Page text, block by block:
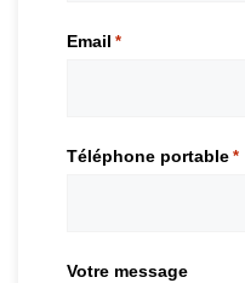
Email *
Téléphone portable *
Votre message